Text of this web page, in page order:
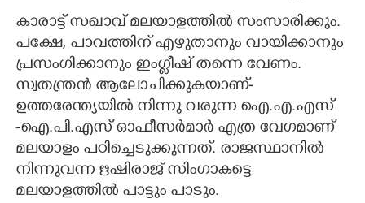
കാരാട്ട് സഖാവ് മലയാളത്തിൽ സംസാരിക്കും.
പക്ഷേ,​ പാവത്തിന് എഴുതാനും വായിക്കാനും
പ്രസംഗിക്കാനും ഇംഗ്ളീഷ് തന്നെ വേണം.
സ്വതന്ത്രൻ ആലോചിക്കുകയാണ്-
ഉത്തരേന്ത്യയിൽ നിന്നു വരുന്ന ഐ.എ.എസ്
-ഐ.പി.എസ് ഓഫീസർമാർ എത്ര വേഗമാണ്
മലയാളം പഠിച്ചെടുക്കുന്നത്. രാജസ്ഥാനിൽ
നിന്നുവന്ന ഋഷിരാജ് സിംഗാകട്ടെ
മലയാളത്തിൽ പാട്ടും പാടും.